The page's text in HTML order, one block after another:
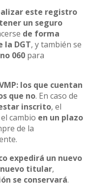
este registro
un seguro
de forma
la DGT, y también se
060 para
los que cuentan
que no. En caso de
inscrito, el
cambio en un plazo
de la
expedirá un nuevo
titular,
se conservará.